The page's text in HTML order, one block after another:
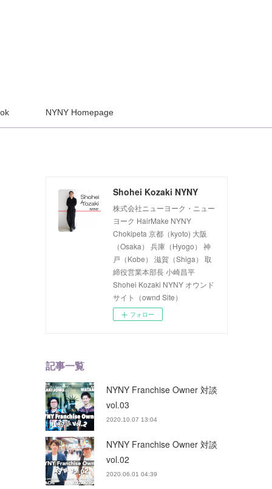
NYNY Homepage
Shohei Kozaki NYNY
株式会社ニューヨーク・ニュー
ヨーク HairMake NYNY
Chokipeta 京都（kyoto) 大阪
（Osaka） 兵庫（Hyogo） 神
戸（Kobe） 滋賀（Shiga） 取
締役営業本部長 小崎昌平
Shohei Kozaki NYNY オウンド
サイト（ownd Site）
フォロー
記事一覧
NYNY Franchise Owner 対談
vol.03
2020.10.07 13:04
NYNY Franchise Owner 対談
vol.02
2020.06.01 04:39